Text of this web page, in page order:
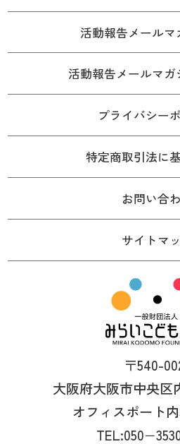
活動報告メールマ
活動報告メールマ
プライバシー
特定商取引法に
お問い合
サイトマ
〒540-
大阪府大阪市中央
オフィスポート